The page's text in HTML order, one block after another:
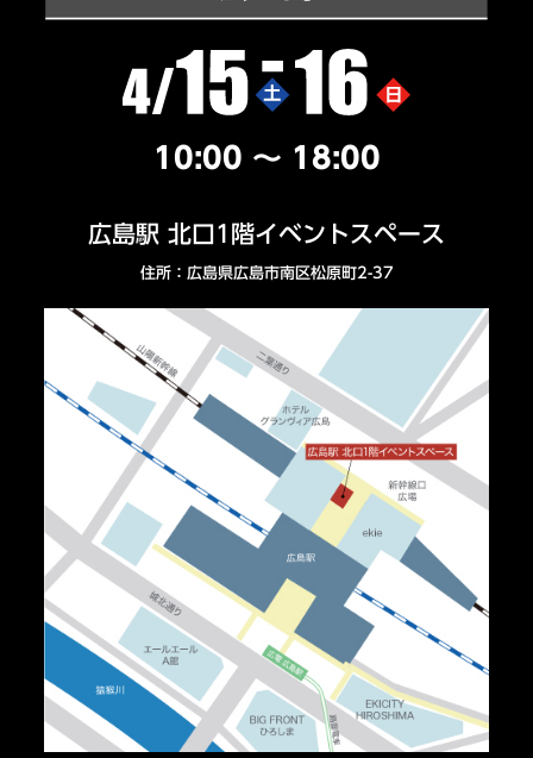
10:00 ～ 18:00
広島駅 北口1階イベントスペース
住所：広島県広島市南区松原町2-37